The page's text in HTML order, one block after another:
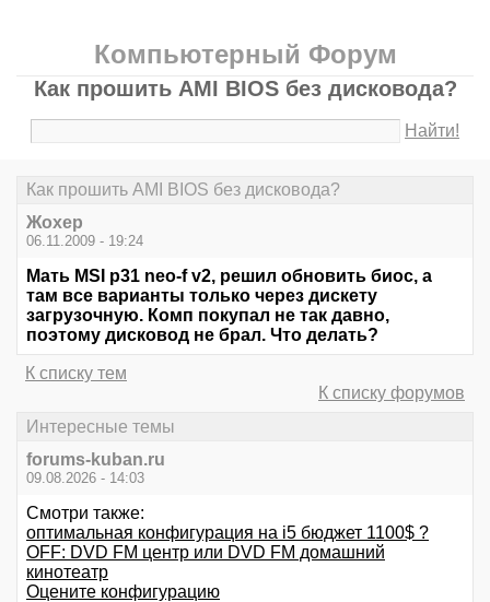
Компьютерный Форум
Как прошить AMI BIOS без дисковода?
Найти!
Как прошить AMI BIOS без дисковода?
Жохер
06.11.2009 - 19:24
Мать MSI p31 neo-f v2, решил обновить биос, а
там все варианты только через дискету
загрузочную. Комп покупал не так давно,
поэтому дисковод не брал. Что делать?
К списку тем
К списку форумов
Интересные темы
forums-kuban.ru
09.08.2026 - 14:03
Смотри также:
оптимальная конфигурация на i5 бюджет 1100$ ?
OFF: DVD FM центр или DVD FM домашний
кинотеатр
Оцените конфигурацию